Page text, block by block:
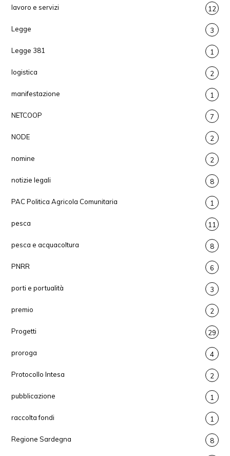
lavoro e servizi 12
Legge 3
Legge 381 1
logistica 2
manifestazione 1
NETCOOP 7
NODE 2
nomine 2
notizie legali 8
PAC Politica Agricola Comunitaria 1
pesca 11
pesca e acquacoltura 8
PNRR 6
porti e portualità 3
premio 2
Progetti 29
proroga 4
Protocollo Intesa 2
pubblicazione 1
raccolta fondi 1
Regione Sardegna 8